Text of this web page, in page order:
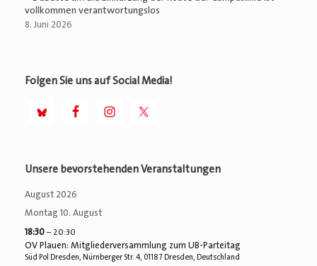
vollkommen verantwortungslos
8. Juni 2026
Folgen Sie uns auf Social Media!
Unsere bevorstehenden Veranstaltungen
August 2026
Montag 10. August
18:30 – 20:30
OV Plauen: Mitgliederversammlung zum UB-Parteitag
Süd Pol Dresden, Nürnberger Str. 4, 01187 Dresden, Deutschland